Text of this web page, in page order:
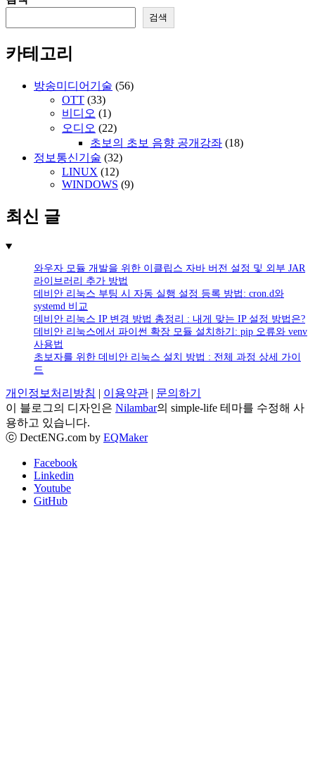
검색
카테고리
방송미디어기술 (56)
OTT (33)
비디오 (1)
오디오 (22)
초보의 초보 음향 공개강좌 (18)
정보통신기술 (32)
LINUX (12)
WINDOWS (9)
최신 글
와우자 모듈 개발을 위한 이클립스 자바 버전 설정 및 외부 JAR
라이브러리 추가 방법
데비안 리눅스 부팅 시 자동 실행 설정 등록 방법: cron.d와
systemd 비교
데비안 리눅스 IP 변경 방법 총정리 : 내게 맞는 IP 설정 방법은?
데비안 리눅스에서 파이썬 확장 모듈 설치하기: pip 오류와 venv
사용법
초보자를 위한 데비안 리눅스 설치 방법 : 전체 과정 상세 가이
드
개인정보처리방침 | 이용약관 | 문의하기
이 블로그의 디자인은 Nilambar의 simple-life 테마를 수정해 사
용하고 있습니다.
ⓒ DectENG.com by EQMaker
Facebook
Linkedin
Youtube
GitHub